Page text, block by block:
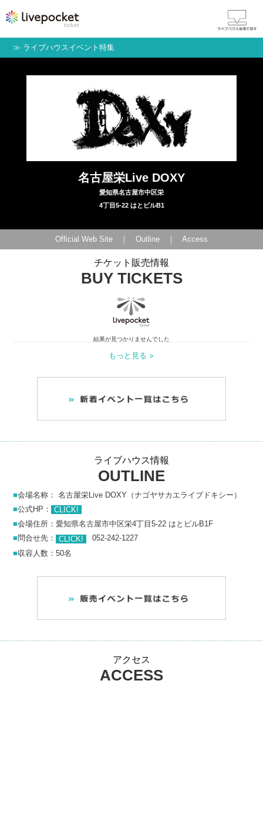
≫ ライブハウスイベント特集
名古屋栄Live DOXY
愛知県名古屋市中区栄
4丁目5-22 はとビルB1
Official Web Site ｜ Outline ｜ Access
チケット販売情報
BUY TICKETS
結果が見つかりませんでした
もっと見る >
ライブハウス情報
OUTLINE
■会場名称：名古屋栄Live DOXY（ナゴヤサカエライブドキシー）
■公式HP：
CLICK!
■会場住所：愛知県名古屋市中区栄4丁目5-22 はとビルB1F
■問合せ先： CLICK!
052-242-1227
■収容人数：50名
アクセス
ACCESS